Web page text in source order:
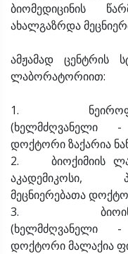
ბიომედიცინის
ახალგაზრდა
ამჟამად ცენტრის
ლაბორატორიით:
1.
(ხელმძღვანელი
დოქტორი ზაქარია
2. ბიოქიმიის
აკადემიკოსი,
მეცნიერებათა
3.
(ხელმძღვანელი
დოქტორი მალაქია